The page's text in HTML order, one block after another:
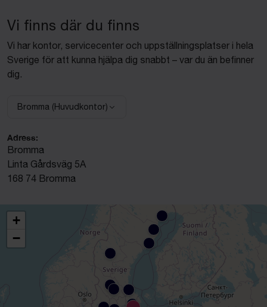
Vi finns där du finns
Vi har kontor, servicecenter och uppställningsplatser i hela
Sverige för att kunna hjälpa dig snabbt – var du än befinner
dig.
Välj anläggning:
Bromma (Huvudkontor)
Adress:
Bromma
Linta Gårdsväg 5A
168 74 Bromma
+
−